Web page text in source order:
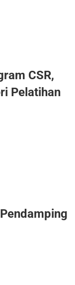
CSR,
Pelatihan